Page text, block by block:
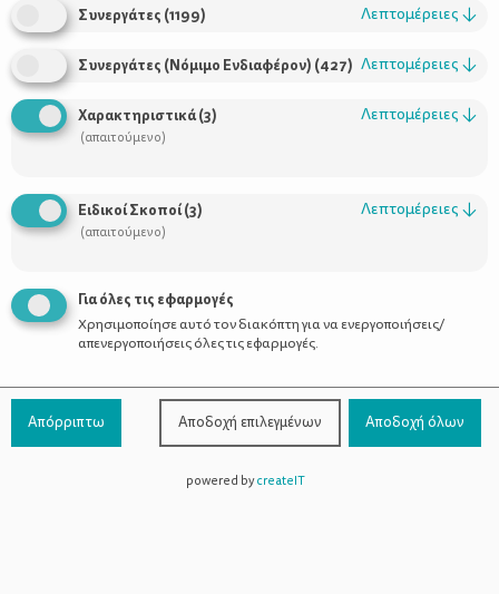
Τι Είναι η Μαστίτιδα; Συμπτώματα &
Αντιμετώπιση
Συνεργάτες (1199) Λεπτομέρειες ↓
Συνεργάτες (Νόμιμο Ενδιαφέρον) (427) Λεπτομέρειες ↓
Χαρακτηριστικά(3)
(απαιτούμενο)
Λεπτομέρειες ↓
Ειδικοί Σκοποί(3)
(απαιτούμενο)
Λεπτομέρειες ↓
Για όλες τις εφαρμογές
Χρησιμοποίησε αυτό τον διακόπτη για να ενεργοποιήσεις/
απενεργοποιήσεις όλες τις εφαρμογές.
Απόρριπτω Αποδοχή επιλεγμένων Αποδοχή όλων
powered bycreateIT